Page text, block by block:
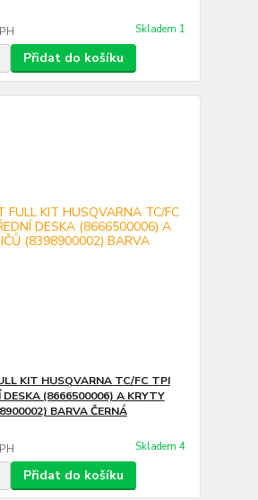
Skladem 1
Přidat do košíku
KIT HUSQVARNA TC/FC TPI
(8666500006) A KRYTY
BARVA ČERNÁ
Skladem 4
Přidat do košíku